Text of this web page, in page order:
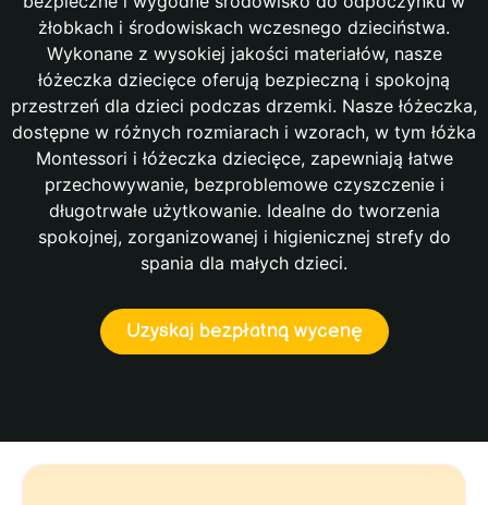
żłobkach i środowiskach wczesnego dzieciństwa.
Wykonane z wysokiej jakości materiałów, nasze
łóżeczka dziecięce oferują bezpieczną i spokojną
przestrzeń dla dzieci podczas drzemki. Nasze łóżeczka,
dostępne w różnych rozmiarach i wzorach, w tym łóżka
Montessori i łóżeczka dziecięce, zapewniają łatwe
przechowywanie, bezproblemowe czyszczenie i
długotrwałe użytkowanie. Idealne do tworzenia
spokojnej, zorganizowanej i higienicznej strefy do
spania dla małych dzieci.
Uzyskaj bezpłatną wycenę